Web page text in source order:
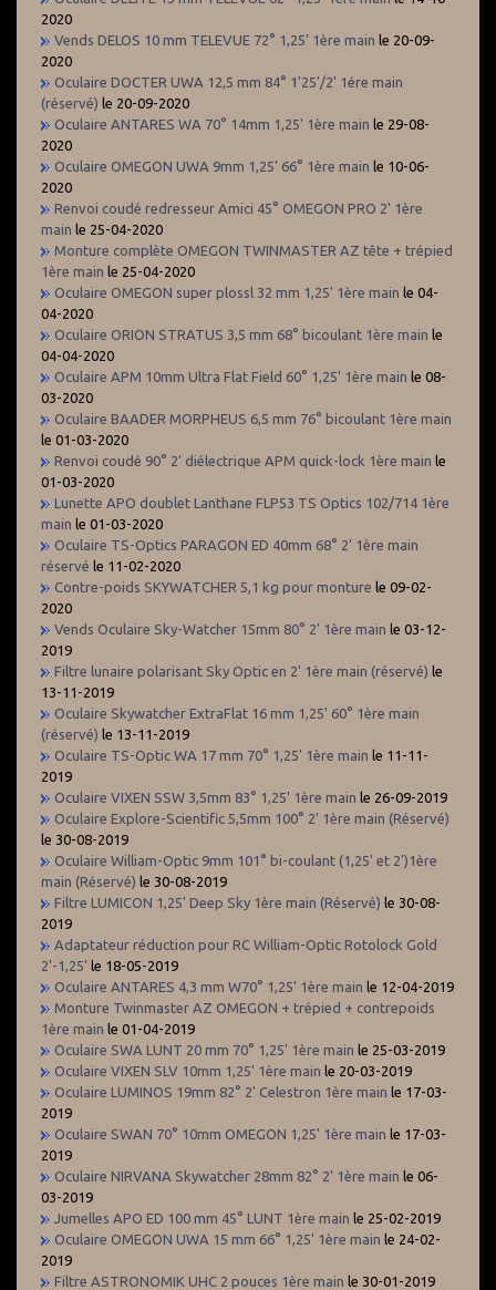
2020
Vends DELOS 10 mm TELEVUE 72° 1,25' 1ère main le 20-09-
2020
Oculaire DOCTER UWA 12,5 mm 84° 1'25'/2' 1ére main
(réservé) le 20-09-2020
Oculaire ANTARES WA 70° 14mm 1,25' 1ère main le 29-08-
2020
Oculaire OMEGON UWA 9mm 1,25' 66° 1ère main le 10-06-
2020
Renvoi coudé redresseur Amici 45° OMEGON PRO 2' 1ère
main le 25-04-2020
Monture complète OMEGON TWINMASTER AZ tête + trépied
1ère main le 25-04-2020
Oculaire OMEGON super plossl 32 mm 1,25' 1ère main le 04-
04-2020
Oculaire ORION STRATUS 3,5 mm 68° bicoulant 1ère main le
04-04-2020
Oculaire APM 10mm Ultra Flat Field 60° 1,25' 1ère main le 08-
03-2020
Oculaire BAADER MORPHEUS 6,5 mm 76° bicoulant 1ère main
le 01-03-2020
Renvoi coudé 90° 2’ diélectrique APM quick-lock 1ère main le
01-03-2020
Lunette APO doublet Lanthane FLP53 TS Optics 102/714 1ère
main le 01-03-2020
Oculaire TS-Optics PARAGON ED 40mm 68° 2' 1ère main
réservé le 11-02-2020
Contre-poids SKYWATCHER 5,1 kg pour monture le 09-02-
2020
Vends Oculaire Sky-Watcher 15mm 80° 2' 1ère main le 03-12-
2019
Filtre lunaire polarisant Sky Optic en 2' 1ère main (réservé) le
13-11-2019
Oculaire Skywatcher ExtraFlat 16 mm 1,25' 60° 1ère main
(réservé) le 13-11-2019
Oculaire TS-Optic WA 17 mm 70° 1,25' 1ère main le 11-11-
2019
Oculaire VIXEN SSW 3,5mm 83° 1,25' 1ère main le 26-09-2019
Oculaire Explore-Scientific 5,5mm 100° 2' 1ère main (Réservé)
le 30-08-2019
Oculaire William-Optic 9mm 101° bi-coulant (1,25' et 2')1ère
main (Réservé) le 30-08-2019
Filtre LUMICON 1,25' Deep Sky 1ère main (Réservé) le 30-08-
2019
Adaptateur réduction pour RC William-Optic Rotolock Gold
2'-1,25' le 18-05-2019
Oculaire ANTARES 4,3 mm W70° 1,25' 1ère main le 12-04-2019
Monture Twinmaster AZ OMEGON + trépied + contrepoids
1ère main le 01-04-2019
Oculaire SWA LUNT 20 mm 70° 1,25' 1ère main le 25-03-2019
Oculaire VIXEN SLV 10mm 1,25' 1ère main le 20-03-2019
Oculaire LUMINOS 19mm 82° 2' Celestron 1ère main le 17-03-
2019
Oculaire SWAN 70° 10mm OMEGON 1,25' 1ère main le 17-03-
2019
Oculaire NIRVANA Skywatcher 28mm 82° 2' 1ère main le 06-
03-2019
Jumelles APO ED 100 mm 45° LUNT 1ère main le 25-02-2019
Oculaire OMEGON UWA 15 mm 66° 1,25' 1ère main le 24-02-
2019
Filtre ASTRONOMIK UHC 2 pouces 1ère main le 30-01-2019